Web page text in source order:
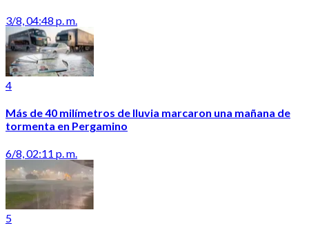
3/8, 04:48 p. m.
4
Más de 40 milímetros de lluvia marcaron una mañana de
tormenta en Pergamino
6/8, 02:11 p. m.
5